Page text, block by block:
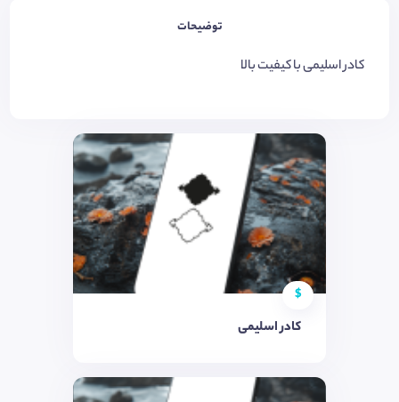
توضیحات
کادر اسلیمی با کیفیت بالا
$
کادر اسلیمی